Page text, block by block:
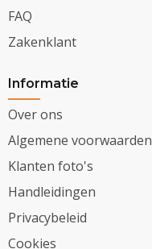
FAQ
Zakenklant
Informatie
Over ons
Algemene voorwaarden
Klanten foto's
Handleidingen
Privacybeleid
Cookies